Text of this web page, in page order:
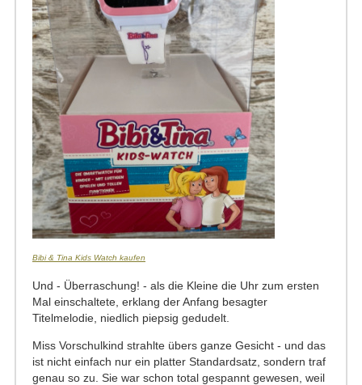
Bibi & Tina Kids Watch kaufen
Und - Überraschung! - als die Kleine die Uhr zum ersten
Mal einschaltete, erklang der Anfang besagter
Titelmelodie, niedlich piepsig gedudelt.
Miss Vorschulkind strahlte übers ganze Gesicht - und das
ist nicht einfach nur ein platter Standardsatz, sondern traf
genau so zu. Sie war schon total gespannt gewesen, weil